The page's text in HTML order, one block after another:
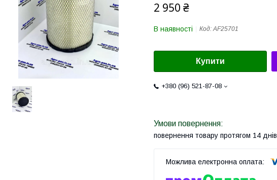
2 950 ₴
В наявності Код:AF25701
Купити
+380 (96) 521-87-08
повернення товару протягом 14 днів